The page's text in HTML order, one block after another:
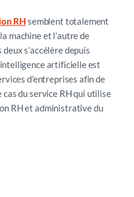
RHsemblent totalement
machine et l’autre de
s’accélère depuis
artificielle est
d’entreprises afin de
cas du service RH qui utilise
RH et administrative du